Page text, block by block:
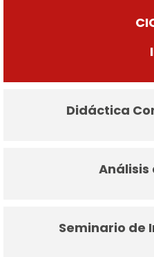
Didáctica
Análisis
Seminario de